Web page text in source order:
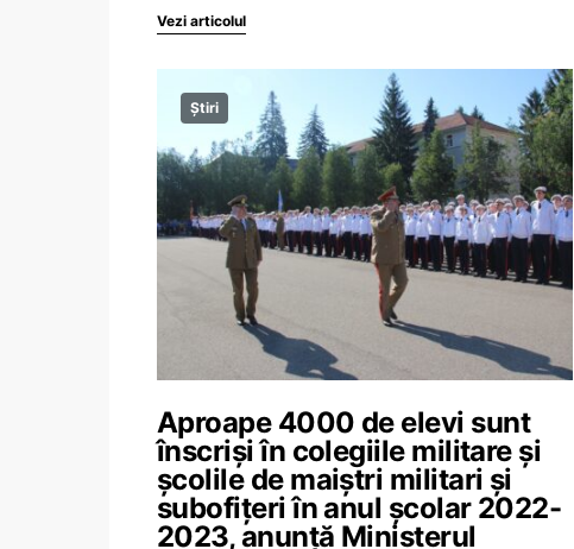
Vezi articolul
Știri
Aproape 4000 de elevi sunt
înscriși în colegiile militare și
școlile de maiștri militari și
subofițeri în anul școlar 2022-
2023, anunță Ministerul